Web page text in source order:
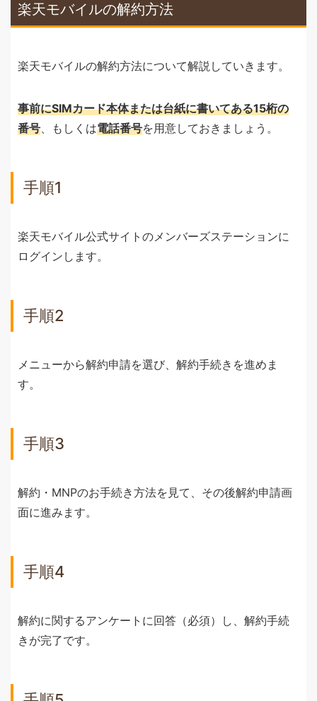
楽天モバイルの解約方法
楽天モバイルの解約方法について解説していきます。
事前にSIMカード本体または台紙に書いてある15桁の
番号、もしくは電話番号を用意しておきましょう。
手順1
楽天モバイル公式サイトのメンバーズステーションに
ログインします。
手順2
メニューから解約申請を選び、解約手続きを進めま
す。
手順3
解約・MNPのお手続き方法を見て、その後解約申請画
面に進みます。
手順4
解約に関するアンケートに回答（必須）し、解約手続
きが完了です。